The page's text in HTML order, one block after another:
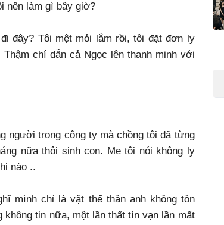
nên làm gì bây giờ?
đây? Tôi mệt mỏi lắm rồi, tôi đặt đơn ly
chí dẫn cả Ngọc lên thanh minh với
người trong công ty mà chồng tôi đã từng
nữa thôi sinh con. Mẹ tôi nói không ly
nào ..
mình chỉ là vật thế thân anh không tôn
tin nữa, một lần thất tín vạn lần mất